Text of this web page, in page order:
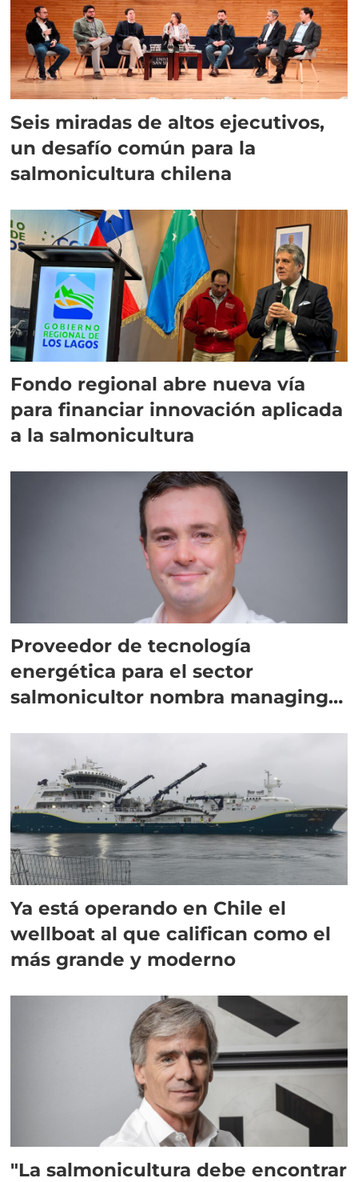
Seis miradas de altos ejecutivos,
un desafío común para la
salmonicultura chilena
Fondo regional abre nueva vía
para financiar innovación aplicada
a la salmonicultura
Proveedor de tecnología
energética para el sector
salmonicultor nombra managing
Ya está operando en Chile el
wellboat al que califican como el
más grande y moderno
"La salmonicultura debe encontrar